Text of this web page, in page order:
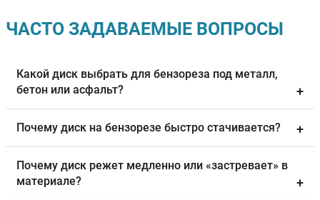
ЧАСТО ЗАДАВАЕМЫЕ ВОПРОСЫ
Какой диск выбрать для бензореза под металл,
бетон или асфальт?
+
Почему диск на бензорезе быстро стачивается? +
Почему диск режет медленно или «застревает» в
материале?
+